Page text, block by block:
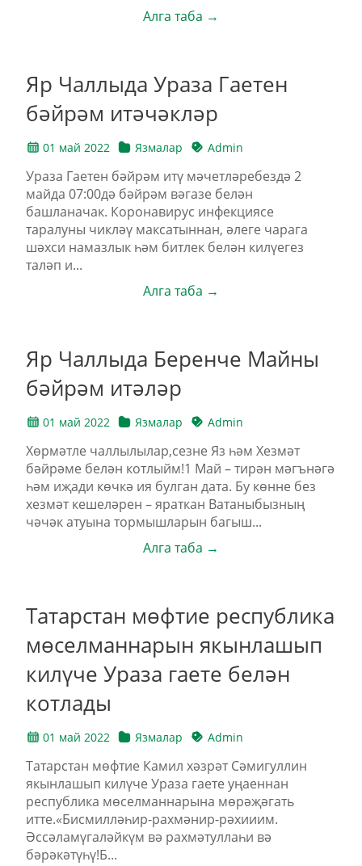
Алга таба →
Яр Чаллыда Ураза Гаетен
бәйрәм итәчәкләр
01 май 2022 Язмалар Admin
Ураза Гаетен бәйрәм итү мәчетләребездә 2
майда 07:00дә бәйрәм вәгазе белән
башланачак. Коронавирус инфекциясе
таралуны чикләү максатыннан, әлеге чарага
шәхси намазлык һәм битлек белән килүегез
таләп и...
Алга таба →
Яр Чаллыда Беренче Майны
бәйрәм итәләр
01 май 2022 Язмалар Admin
Хөрмәтле чаллылылар,сезне Яз һәм Хезмәт
бәйрәме белән котлыйм!1 Май – тирән мәгънәгә
һәм иҗади көчкә ия булган дата. Бу көнне без
хезмәт кешеләрен – яраткан Ватаныбызның
чәчәк атуына тормышларын багыш...
Алга таба →
Татарстан мөфтие республика
мөселманнарын якынлашып
килүче Ураза гаете белән
котлады
01 май 2022 Язмалар Admin
Татарстан мөфтие Камил хәзрәт Сәмигуллин
якынлашып килүче Ураза гаете уңаеннан
республика мөселманнарына мөрәҗәгать
итте.«Бисмилләһир-рахмәнир-рәхииим.
Әссәламүгаләйкүм вә рахмәтуллаһи вә
бәрәкәтүһү!Б...